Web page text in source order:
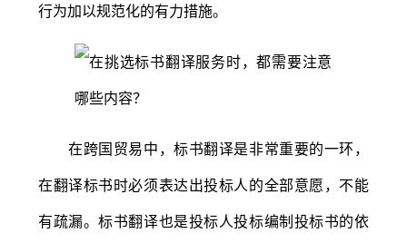
行为加以规范化的有力措施。
在跨国贸易中，标书翻译是非常重要的一环，
在翻译标书时必须表达出投标人的全部意愿，不能
有疏漏。标书翻译也是投标人投标编制投标书的依